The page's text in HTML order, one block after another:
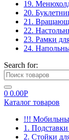
19.
20.
21.
22.
23. Рамки
24.
Search for:
0 0.00Р
Каталог товаров
!!!
1.
2. Стойки